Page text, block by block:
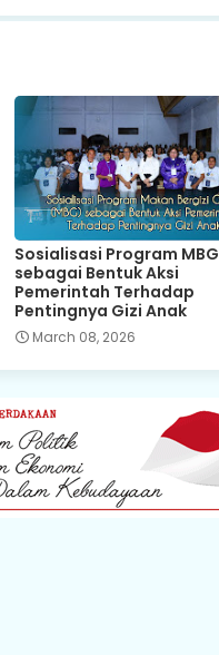
Sosialisasi Program MBG
sebagai Bentuk Aksi
Pemerintah Terhadap
Pentingnya Gizi Anak
March 08, 2026